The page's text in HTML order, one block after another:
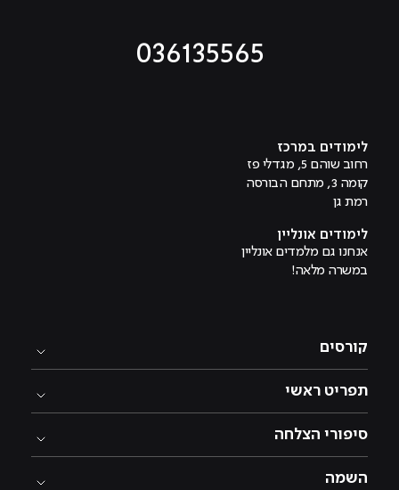
036135565
לימודים במרכז
רחוב שוהם 5, מגדלי פז
קומה 3, מתחם הבורסה
רמת גן
לימודים אונליין
אנחנו גם מלמדים אונליין
במשרה מלאה!
קורסים
תפריט ראשי
סיפורי הצלחה
השמה